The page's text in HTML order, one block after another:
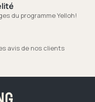
du programme Yelloh!
avis de nos clients